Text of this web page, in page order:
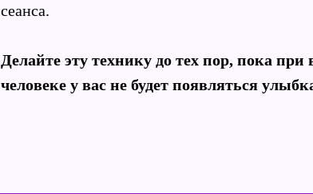
сеанса.
Делайте эту технику до тех пор, пока
человеке у вас не будет появляться